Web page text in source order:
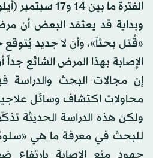
الفترة ما بين
وبداية قد يعتقد البعض أن
«قُتل بحثاً»، وأن لا جديد
الإصابة بهذا المرض الشائع جداً
إن مجالات البحث والدراسة
محاولات اكتشاف وسائل
ولكن هذه الدراسة الحديثة
للبحث في معرفة ما هي
جهود منع الإصابة بارتفاع